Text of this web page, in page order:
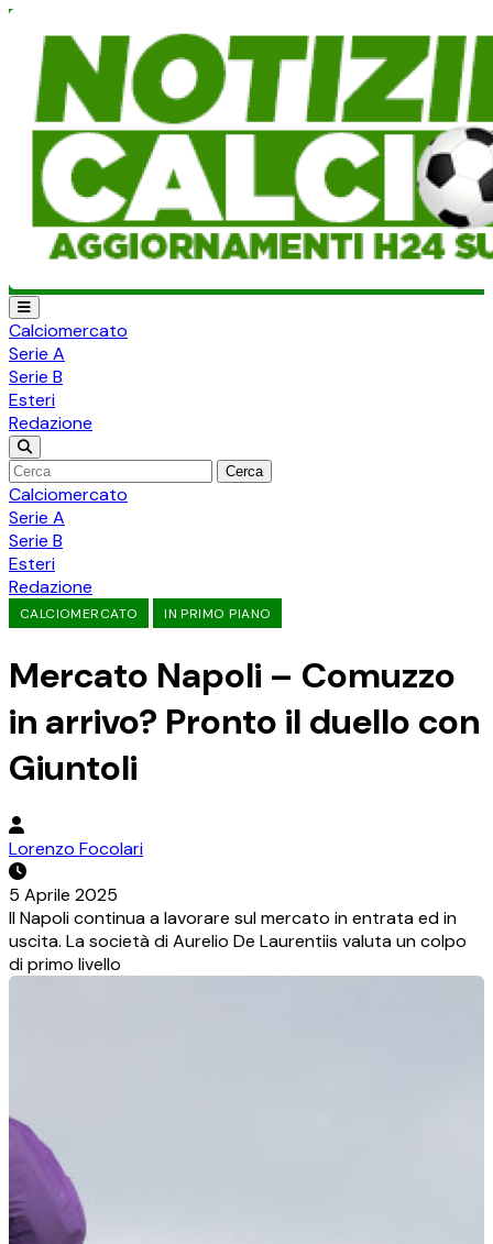
Calciomercato
Serie A
Serie B
Esteri
Redazione
Cerca
Calciomercato
Serie A
Serie B
Esteri
Redazione
CALCIOMERCATO IN PRIMO PIANO
Mercato Napoli – Comuzzo
in arrivo? Pronto il duello con
Giuntoli
Lorenzo Focolari
5 Aprile 2025
Il Napoli continua a lavorare sul mercato in entrata ed in
uscita. La società di Aurelio De Laurentiis valuta un colpo
di primo livello